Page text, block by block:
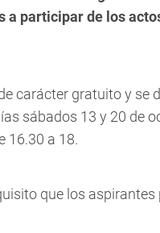
participar de los
carácter gratuito y se
sábados 13 y 20 de
16.30 a 18.
que los